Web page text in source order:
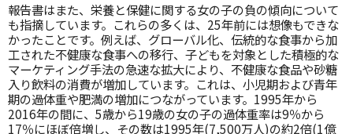
報告書はまた、栄養と保健に関する女の子の負の傾向について
も指摘しています。これらの多くは、25年前には想像もできな
かったことです。例えば、グローバル化、伝統的な食事から加
工された不健康な食事への移行、子どもを対象とした積極的な
マーケティング手法の急速な拡大により、不健康な食品や砂糖
入り飲料の消費が増加しています。これは、小児期および青年
期の過体重や肥満の増加につながっています。1995年から
2016年の間に、5歳から19歳の女の子の過体重率は9％から
17％にほぼ倍増し、その数は1995年(7,500万人)の約2倍(1億